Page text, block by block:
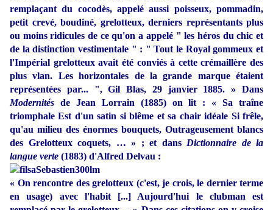
remplaçant du cocodès, appelé aussi poisseux, pommadin,
petit crevé, boudiné, grelotteux, derniers représentants plus
ou moins ridicules de ce qu'on a appelé " les héros du chic et
de la distinction vestimentale " : " Tout le Royal gommeux et
l'Impérial grelotteux avait été conviés à cette crémaillère des
plus vlan. Les horizontales de la grande marque étaient
représentées par... ", Gil Blas, 29 janvier 1885. » Dans
Modernités de Jean Lorrain (1885) on lit : « Sa traîne
triomphale Est d'un satin si blême et sa chair idéale Si frêle,
qu'au milieu des énormes bouquets, Outrageusement blancs
des Grelotteux coquets, … » ; et dans Dictionnaire de la
langue verte (1883) d'Alfred Delvau :
« On rencontre des grelotteux (c'est, je crois, le dernier terme
en usage) avec l'habit [...] Aujourd'hui le clubman est